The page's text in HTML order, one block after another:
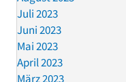
Juli 2023
Juni 2023
Mai 2023
April 2023
März 2023